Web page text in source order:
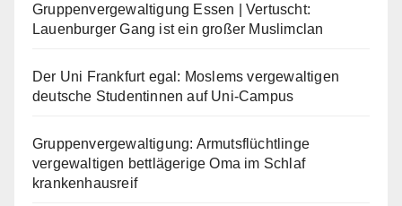
Gruppenvergewaltigung Essen | Vertuscht:
Lauenburger Gang ist ein großer Muslimclan
Der Uni Frankfurt egal: Moslems vergewaltigen
deutsche Studentinnen auf Uni-Campus
Gruppenvergewaltigung: Armutsflüchtlinge
vergewaltigen bettlägerige Oma im Schlaf
krankenhausreif